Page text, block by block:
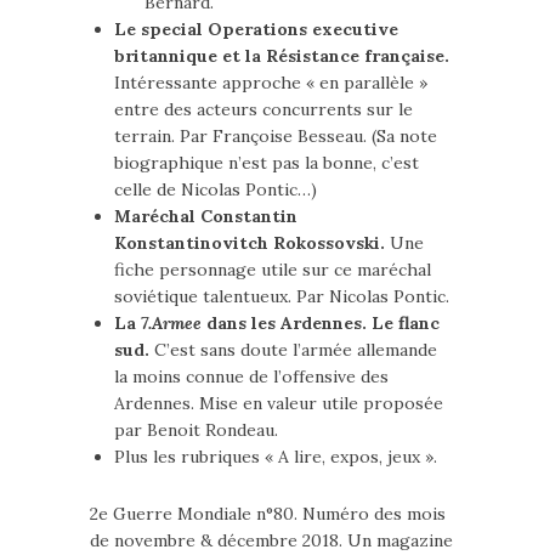
Le special Operations executive
britannique et la Résistance française.
Intéressante approche « en parallèle »
entre des acteurs concurrents sur le
terrain. Par Françoise Besseau. (Sa note
biographique n’est pas la bonne, c’est
celle de Nicolas Pontic…)
Maréchal Constantin
Konstantinovitch Rokossovski. Une
fiche personnage utile sur ce maréchal
soviétique talentueux. Par Nicolas Pontic.
La 7.Armee dans les Ardennes. Le flanc
sud. C’est sans doute l’armée allemande
la moins connue de l’offensive des
Ardennes. Mise en valeur utile proposée
par Benoit Rondeau.
Plus les rubriques « A lire, expos, jeux ».
2e Guerre Mondiale n°80. Numéro des mois
de novembre & décembre 2018. Un magazine